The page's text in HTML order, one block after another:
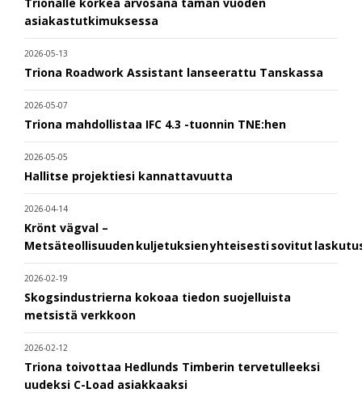
asiakastutkimuksessa
2026-05-13
Triona Roadwork Assistant lanseerattu Tanskassa
2026-05-07
Triona mahdollistaa IFC 4.3 -tuonnin TNE:hen
2026-05-05
Hallitse projektiesi kannattavuutta
2026-04-14
Krönt vägval –
Metsäteollisuuden kuljetuksien yhteisesti sovitut
2026-02-19
Skogsindustrierna kokoaa tiedon suojelluista
metsistä verkkoon
2026-02-12
Triona toivottaa Hedlunds Timberin tervetulleeksi
uudeksi C-Load asiakkaaksi